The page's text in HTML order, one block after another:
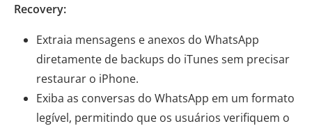
Recovery:
Extraia mensagens e anexos do WhatsApp
diretamente de backups do iTunes sem precisar
restaurar o iPhone.
Exiba as conversas do WhatsApp em um formato
legível, permitindo que os usuários verifiquem o